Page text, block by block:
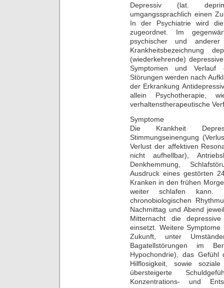
Depressiv (lat.
umgangssprachlich einen
In der Psychiatrie wird
zugeordnet. Im
psychischer und
Krankheitsbezeichnung
(wiederkehrende)
Symptomen und Verlauf
Störungen werden nach
der Erkrankung
allein Psychotherapie,
verhaltenstherapeutische
Symptome
Die Krankheit
Stimmungseinengung
Verlust der affektiven
nicht aufhellbar),
Denkhemmung,
Ausdruck eines gestörten
Kranken in den frühen
weiter schlafen kann.
chronobiologischen
Nachmittag und Abend
Mitternacht die
einsetzt. Weitere
Zukunft, unter
Bagatellstörungen im
Hypochondrie), das Gefühl
Hilflosigkeit, sowie
übersteigerte
Konzentrations- und